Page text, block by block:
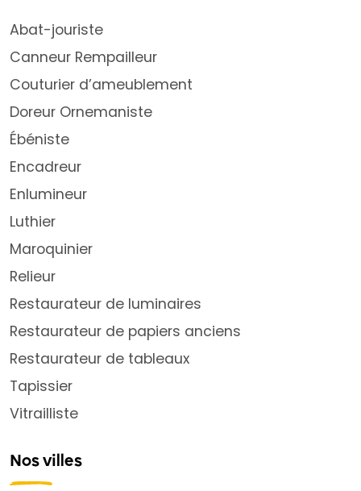
Abat-jouriste
Canneur Rempailleur
Couturier d’ameublement
Doreur Ornemaniste
Ébéniste
Encadreur
Enlumineur
Luthier
Maroquinier
Relieur
Restaurateur de luminaires
Restaurateur de papiers anciens
Restaurateur de tableaux
Tapissier
Vitrailliste
Nos villes